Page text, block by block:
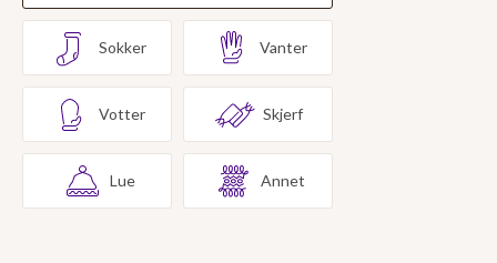
Sokker Vanter
Votter Skjerf
Lue Annet